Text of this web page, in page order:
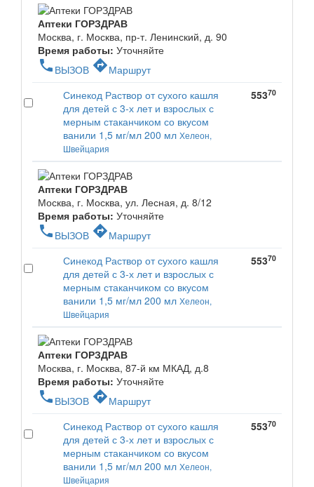
Аптеки ГОРЗДРАВ
Москва, г. Москва, пр-т. Ленинский, д. 90
Время работы: Уточняйте
phone ВЫЗОВ directionsМаршрут
Синекод Раствор от сухого кашля
для детей с 3-х лет и взрослых с
мерным стаканчиком со вкусом
ванили 1,5 мг/мл 200 мл Хелеон,
Швейцария
55370
Аптеки ГОРЗДРАВ
Москва, г. Москва, ул. Лесная, д. 8/12
Время работы: Уточняйте
phone ВЫЗОВ directionsМаршрут
Синекод Раствор от сухого кашля
для детей с 3-х лет и взрослых с
мерным стаканчиком со вкусом
ванили 1,5 мг/мл 200 мл Хелеон,
Швейцария
55370
Аптеки ГОРЗДРАВ
Москва, г. Москва, 87-й км МКАД, д.8
Время работы: Уточняйте
phone ВЫЗОВ directionsМаршрут
Синекод Раствор от сухого кашля
для детей с 3-х лет и взрослых с
мерным стаканчиком со вкусом
ванили 1,5 мг/мл 200 мл Хелеон,
Швейцария
55370